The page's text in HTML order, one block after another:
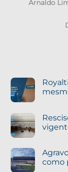
Arnaldo
como